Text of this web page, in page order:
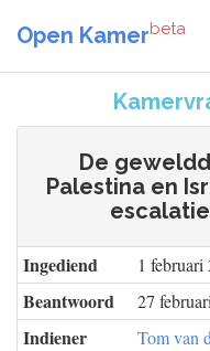
Open Kamerbeta
De
Palestina en
Ingediend 1 februari
Beantwoord 27
Indiener Tom van